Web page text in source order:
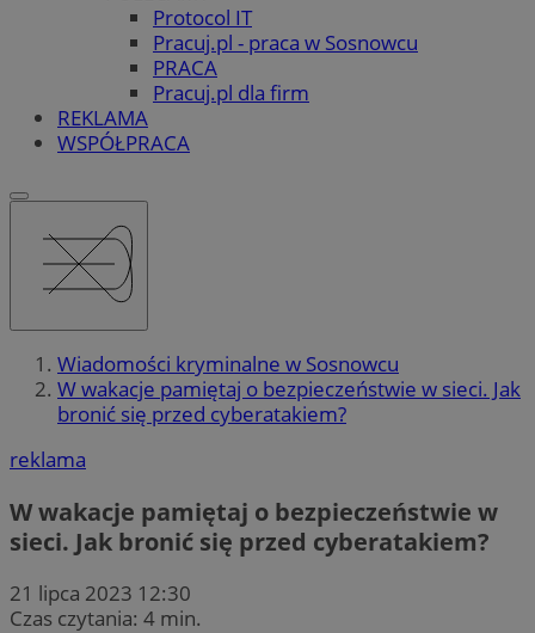
Protocol IT
Pracuj.pl - praca w Sosnowcu
PRACA
Pracuj.pl dla firm
REKLAMA
WSPÓŁPRACA
Wiadomości kryminalne w Sosnowcu
W wakacje pamiętaj o bezpieczeństwie w sieci. Jak
bronić się przed cyberatakiem?
reklama
W wakacje pamiętaj o bezpieczeństwie w
sieci. Jak bronić się przed cyberatakiem?
21 lipca 2023 12:30
Czas czytania: 4 min.